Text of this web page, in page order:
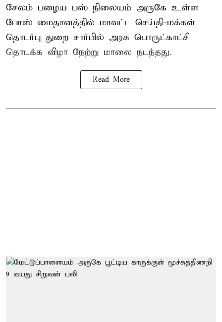
சேலம் பழைய பஸ் நிலையம் அருகே உள்ள
போஸ் மைதானத்தில் மாவட்ட செய்தி-மக்கள்
தொடர்பு துறை சார்பில் அரசு பொருட்காட்சி
தொடக்க விழா நேற்று மாலை நடந்தது.
Read More